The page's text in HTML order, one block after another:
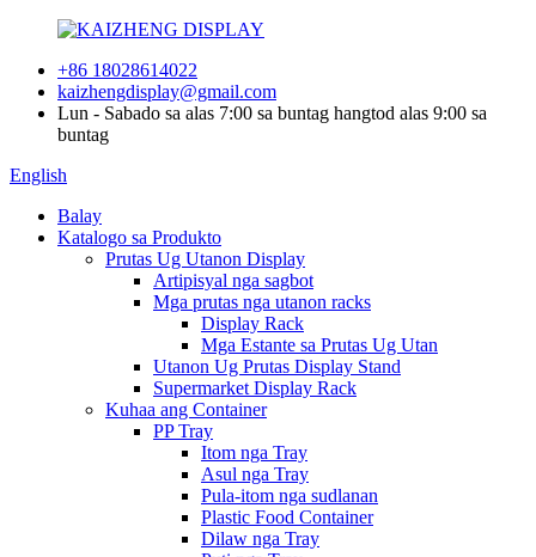
+86 18028614022
kaizhengdisplay@gmail.com
Lun - Sabado sa alas 7:00 sa buntag hangtod alas 9:00 sa
buntag
English
Balay
Katalogo sa Produkto
Prutas Ug Utanon Display
Artipisyal nga sagbot
Mga prutas nga utanon racks
Display Rack
Mga Estante sa Prutas Ug Utan
Utanon Ug Prutas Display Stand
Supermarket Display Rack
Kuhaa ang Container
PP Tray
Itom nga Tray
Asul nga Tray
Pula-itom nga sudlanan
Plastic Food Container
Dilaw nga Tray